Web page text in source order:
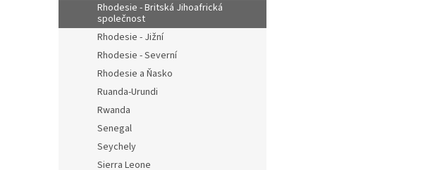
Rhodesie - Britská Jihoafrická
společnost
Rhodesie - Jižní
Rhodesie - Severní
Rhodesie a Ňasko
Ruanda-Urundi
Rwanda
Senegal
Seychely
Sierra Leone